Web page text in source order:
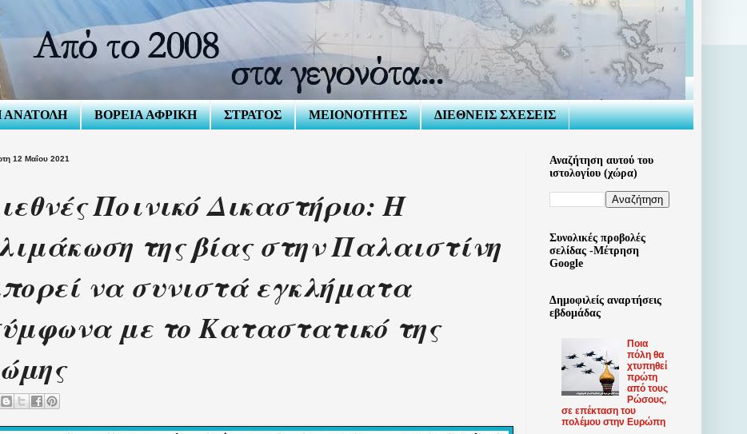
ΑΝΑΤΟΛΗ ΒΟΡΕΙΑ ΑΦΡΙΚΗ ΣΤΡΑΤΟΣ ΜΕΙΟΝΟΤΗΤΕΣ ΔΙΕΘΝΕΙΣ ΣΧΕΣΕΙΣ
12 Μαΐου 2021
Ποινικό Δικαστήριο: Η
της βίας στην Παλαιστίνη
να συνιστά εγκλήματα
με το Καταστατικό της
Αναζήτηση αυτού του
ιστολογίου (χώρα)
Συνολικές προβολές
σελίδας -Μέτρηση
Google
Δημοφιλείς αναρτήσεις
εβδομάδας
Ποια
πόλη θα
χτυπηθεί
πρώτη
από τους
Ρώσους,
σε επέκταση του
πολέμου στην Ευρώπη